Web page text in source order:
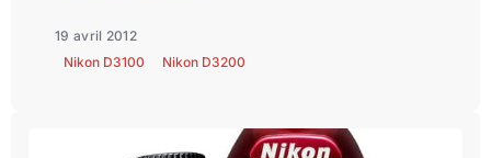
19 avril 2012
Nikon D3100
Nikon D3200